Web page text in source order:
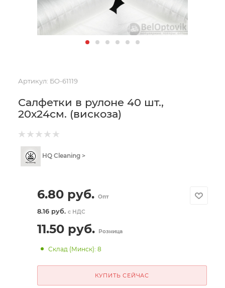
Артикул: БО-61119
Салфетки в рулоне 40 шт.,
20х24см. (вискоза)
HQ Cleaning >
6.80руб. Опт
8.16 руб. с НДС
11.50руб. Розница
Склад (Минск): 8
КУПИТЬ СЕЙЧАС